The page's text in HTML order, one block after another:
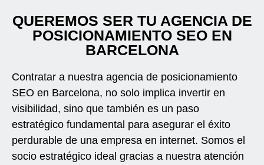
QUEREMOS SER TU AGENCIA DE
POSICIONAMIENTO SEO EN
BARCELONA
Contratar a nuestra agencia de posicionamiento
SEO en Barcelona, no solo implica invertir en
visibilidad, sino que también es un paso
estratégico fundamental para asegurar el éxito
perdurable de una empresa en internet. Somos el
socio estratégico ideal gracias a nuestra atención